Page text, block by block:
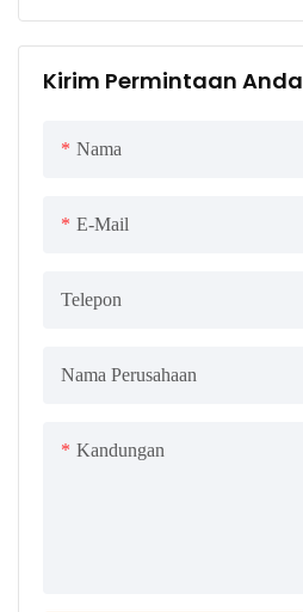
Pengukur Warna Online
Meteran Silikat Industri
Penganalisis Minyak dalam Air
Multiparameter
Pengontrol Tekanan
Kirim Permintaan Anda
Nama
E-Mail
Telepon
Nama Perusahaan
Kandungan